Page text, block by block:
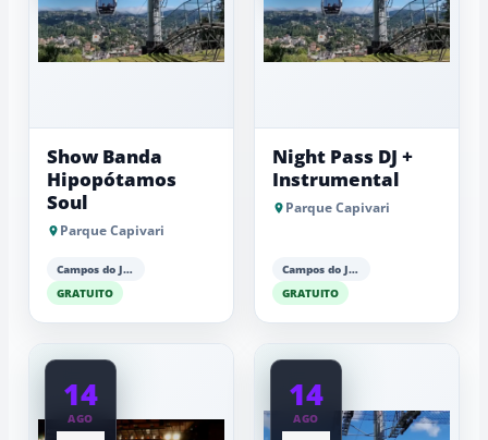
Show Banda
Hipopótamos
Soul
Parque Capivari
Campos do Jordão
GRATUITO
Night Pass DJ +
Instrumental
Parque Capivari
Campos do Jordão
GRATUITO
14
AGO
14
AGO